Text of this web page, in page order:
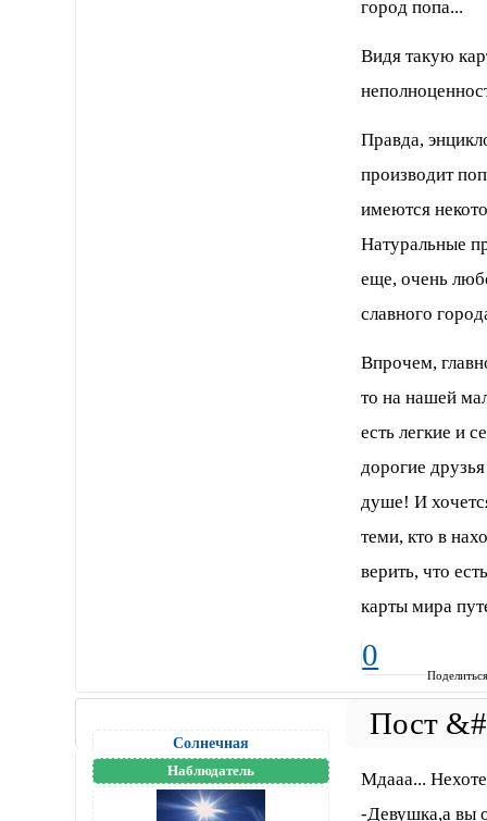
город попа...
Видя такую
Правда,
производит
имеются
Натуральные
еще, очень
славного
Впрочем,
то на нашей
есть легкие и
дорогие
душе! И
теми, кто в
верить, что
карты мира
0
Солнечная
Наблюдатель
Мдааа...
-Девушка,а вы